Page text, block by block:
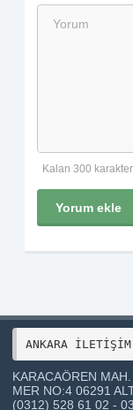
Kalan 300
Yorum ekle
ANKARA İLETİŞİM
KARACAÖREN
MER NO:4 06291
(0312) 528 61 02 - 03